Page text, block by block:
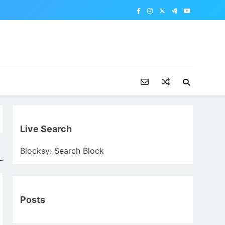
Live Search
Blocksy: Search Block
Posts